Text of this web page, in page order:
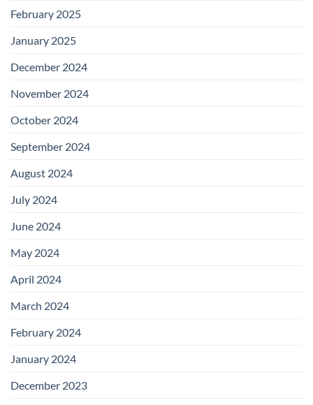
February 2025
January 2025
December 2024
November 2024
October 2024
September 2024
August 2024
July 2024
June 2024
May 2024
April 2024
March 2024
February 2024
January 2024
December 2023